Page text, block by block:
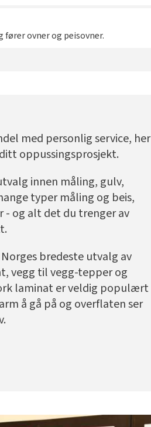
fører ovner og peisovner.
med personlig service, her
oppussingsprosjekt.
innen måling, gulv,
typer måling og beis,
- og alt det du trenger av
bredeste utvalg av
vegg til vegg-tepper og
laminat er veldig populært
å gå på og overflaten ser